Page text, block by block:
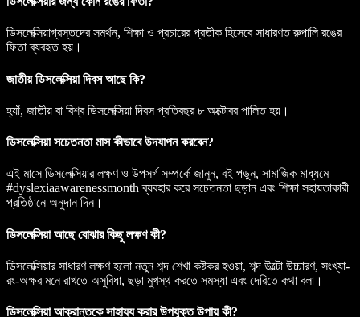
ডিসলেক্সিয়াগ্রস্তদের সমর্থন, শিক্ষা ও প্রচারের প্রতীক হিসেবে সাধারণত রুপালি রঙের
ফিতা ব্যবহৃত হয়।
জাতীয় ডিসলেক্সিয়া দিবস আছে কি?
হ্যাঁ, জাতীয় বা বিশ্ব ডিসলেক্সিয়া দিবস প্রতিবছর ৮ অক্টোবর পালিত হয়।
ডিসলেক্সিয়া সচেতনতা মাস কীভাবে উদযাপন করবেন?
এই মাসে ডিসলেক্সিয়ার লক্ষণ ও উপসর্গ সম্পর্কে জানুন, বই পড়ুন, সামাজিক মাধ্যমে
#dyslexiaawarenessmonth ব্যবহার করে সচেতনতা ছড়ান এবং শিক্ষা সহায়তাকারী
প্রতিষ্ঠানে অনুদান দিন।
ডিসলেক্সিয়া আছে বোঝার কিছু লক্ষণ কী?
ডিসলেক্সিয়ার সাধারণ লক্ষণ হলো নতুন শব্দ শেখা কষ্টকর হওয়া, শব্দ উল্টো উচ্চারণ, সংখ্যা-
রং-অক্ষর মনে রাখতে অসুবিধা, ছড়া মুখস্থ করতে সমস্যা এবং দেরিতে কথা বলা।
ডিসলেক্সিয়া আক্রান্তকে সাহায্য করার উপযুক্ত উপায় কী?